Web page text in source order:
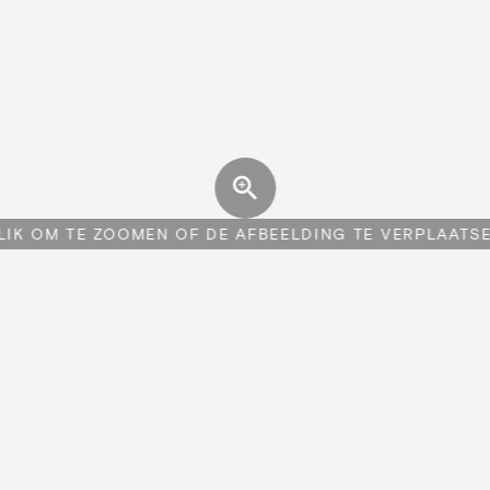
OM TE ZOOMEN OF DE AFBEELDING TE